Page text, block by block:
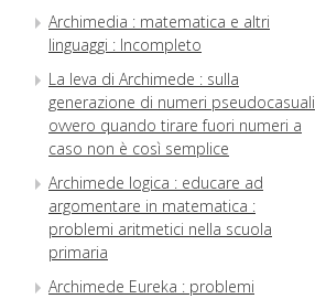
Archimedia : matematica e altri
linguaggi : Incompleto
La leva di Archimede : sulla
generazione di numeri pseudocasuali
ovvero quando tirare fuori numeri a
caso non è così semplice
Archimede logica : educare ad
argomentare in matematica :
problemi aritmetici nella scuola
primaria
Archimede Eureka : problemi